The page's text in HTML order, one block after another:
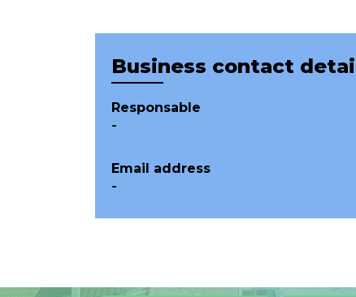
Business contact
Responsable
-
Email address
-